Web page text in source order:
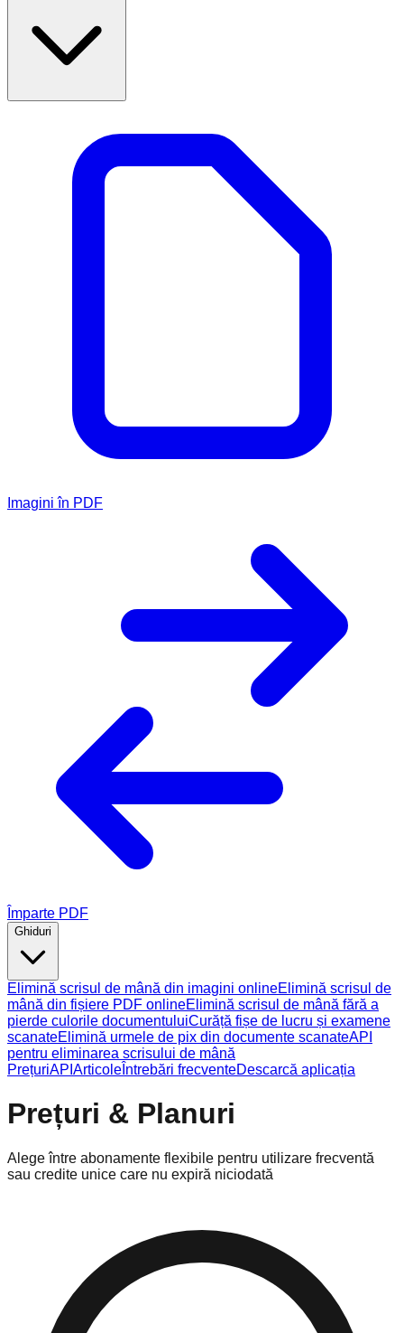
Imagini în PDF
Împarte PDF
Ghiduri
Elimină scrisul de mână din imagini onlineElimină scrisul de
mână din fișiere PDF onlineElimină scrisul de mână fără a
pierde culorile documentuluiCurăță fișe de lucru și examene
scanateElimină urmele de pix din documente scanateAPI
pentru eliminarea scrisului de mână
PrețuriAPI Articole Întrebări frecventeDescarcă aplicația
Prețuri & Planuri
Alege între abonamente flexibile pentru utilizare frecventă
sau credite unice care nu expiră niciodată